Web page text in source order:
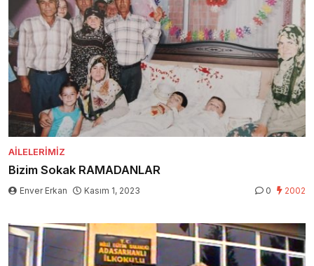
AILELERIMIZ
Bizim Sokak RAMADANLAR
Enver Erkan Kasım 1, 2023 0 2002